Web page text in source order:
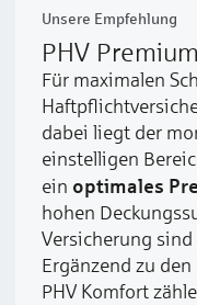
Unsere Empfehlung
PHV Premium
Für maximalen
dabei liegt der
einstelligen
ein optimales
hohen
Versicherung
Ergänzend zu
PHV Komfort